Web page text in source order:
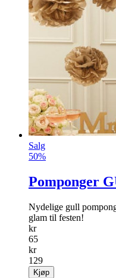
Salg
50%
Pomponger
Nydelige gull
glam til festen!
kr
65
kr
129
Kjøp